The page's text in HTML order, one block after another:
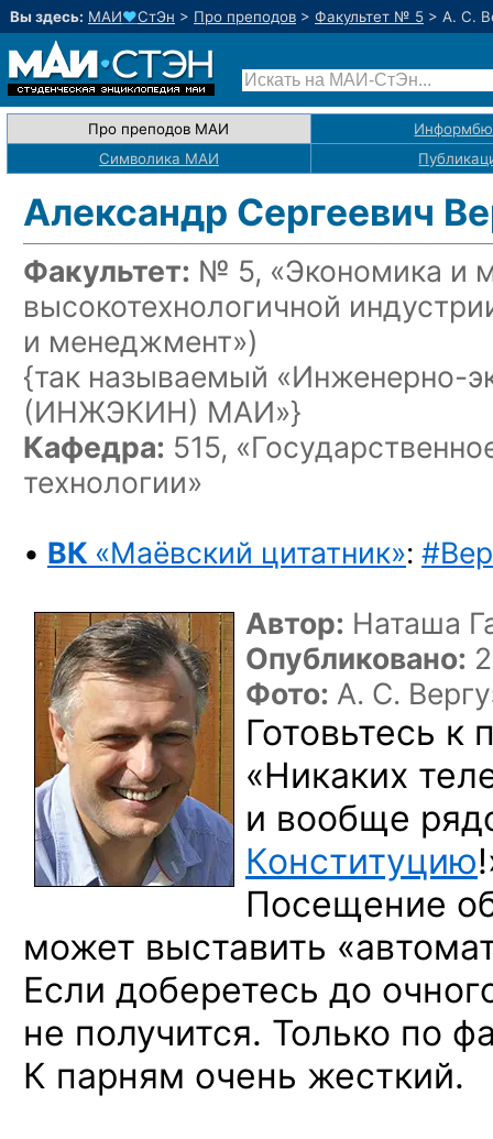
Вы здесь: МАИ♥СтЭн > Про преподов > Факультет № 5 > А. С.
Про преподов МАИ
Символика МАИ
Александр Сергеевич
Факультет: № 5, «Экономика и
высокотехнологичной
и менеджмент»)
{так называемый «Инженерно-
(ИНЖЭКИН) МАИ»}
Кафедра: 515,
технологии»
• ВК «Маёвский цитатник»:
Автор: Наташа
Опубликовано:
Фото: А. С.
Готовьтесь к
«Никаких
и вообще
Конституцию
Посещение
может выставить
Если доберетесь до
не получится. Только по
К парням очень жесткий.